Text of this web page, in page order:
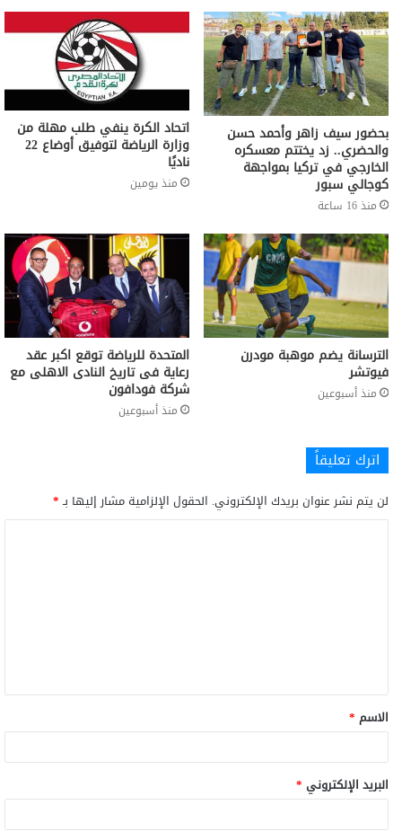
بحضور سيف زاهر وأحمد حسن
والحضري.. زد يختتم معسكره
الخارجي في تركيا بمواجهة
كوجالي سبور
منذ 16 ساعة
اتحاد الكرة ينفي طلب مهلة من
وزارة الرياضة لتوفيق أوضاع 22
ناديًا
منذ يومين
الترسانة يضم موهبة مودرن
فيوتشر
منذ أسبوعين
المتحدة للرياضة توقع اكبر عقد
رعاية فى تاريخ النادى الاهلى مع
شركة فودافون
منذ أسبوعين
اترك تعليقاً
لن يتم نشر عنوان بريدك الإلكتروني. الحقول الإلزامية مشار إليها بـ*
الاسم *
البريد الإلكتروني *